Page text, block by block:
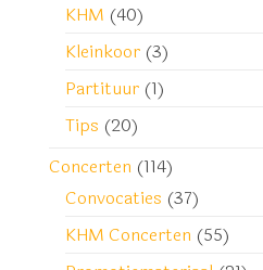
KHM (40)
Kleinkoor (3)
Partituur (1)
Tips (20)
Concerten (114)
Convocaties (37)
KHM Concerten (55)